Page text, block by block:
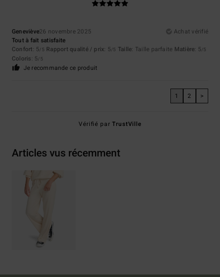
Geneviève26 novembre 2025
Achat vérifié
Tout à fait satisfaite
Confort: 5/5 Rapport qualité / prix: 5/5 Taille: Taille parfaite Matière: 5/5
Coloris: 5/5
Je recommande ce produit
1 2 >
Vérifié parTrustVille
Articles vus récemment